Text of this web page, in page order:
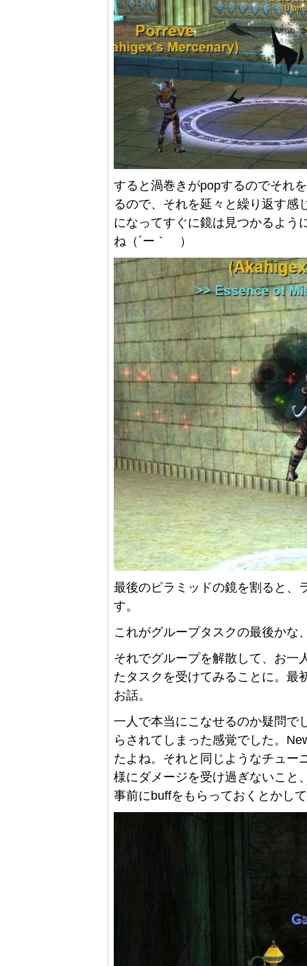
すると渦巻きがpopするのでそれ
るので、それを延々と繰り返す感
になってすぐに鏡は見つかるよう
ね（´ー｀ ）
最後のピラミッドの鏡を割ると、
す。
これがグループタスクの最後かな
それでグループを解散して、お一
たタスクを受けてみることに。最
お話。
一人で本当にこなせるのか疑問で
らされてしまった感覚でした。
たよね。それと同じようなチュー
様にダメージを受け過ぎないこと
事前にbuffをもらっておくとかし